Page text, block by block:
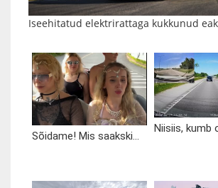
Iseehitatud elektrirattaga kukkunud
Sõidame! Mis saakski...
Niisiis, kumb